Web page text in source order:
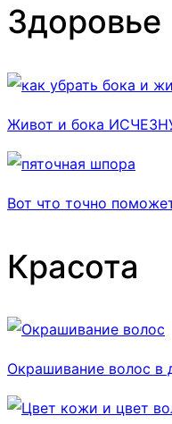
Здоровье
Живот и бока
Вот что точно
Красота
Окрашивание волос в